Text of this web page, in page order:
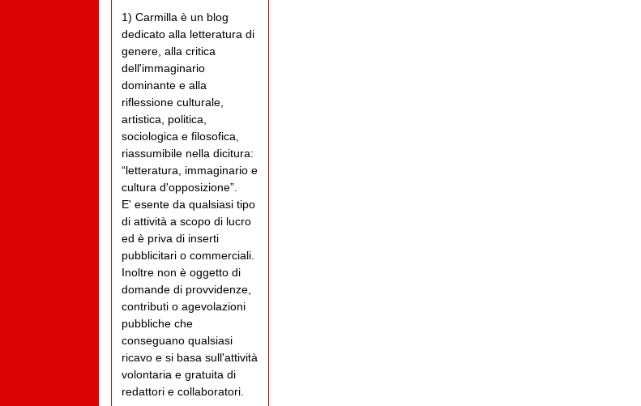
1) Carmilla è un blog
dedicato alla letteratura di
genere, alla critica
dell'immaginario
dominante e alla
riflessione culturale,
artistica, politica,
sociologica e filosofica,
riassumibile nella dicitura:
“letteratura, immaginario e
cultura d'opposizione”.
E' esente da qualsiasi tipo
di attività a scopo di lucro
ed è priva di inserti
pubblicitari o commerciali.
Inoltre non è oggetto di
domande di provvidenze,
contributi o agevolazioni
pubbliche che
conseguano qualsiasi
ricavo e si basa sull'attività
volontaria e gratuita di
redattori e collaboratori.